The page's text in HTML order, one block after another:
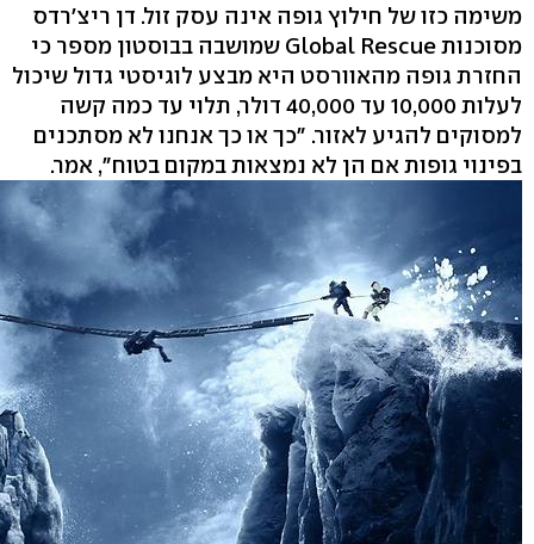
משימה כזו של חילוץ גופה אינה עסק זול. דן ריצ'רדס
מסוכנות Global Rescue שמושבה בבוסטון מספר כי
החזרת גופה מהאוורסט היא מבצע לוגיסטי גדול שיכול
לעלות 10,000 עד 40,000 דולר, תלוי עד כמה קשה
למסוקים להגיע לאזור. "כך או כך אנחנו לא מסתכנים
בפינוי גופות אם הן לא נמצאות במקום בטוח", אמר.